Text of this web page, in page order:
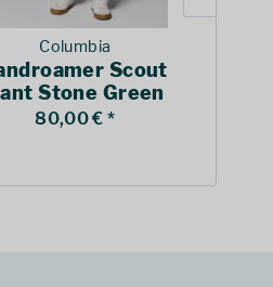
Columbia
Scout
Stone Green
80,00 € *